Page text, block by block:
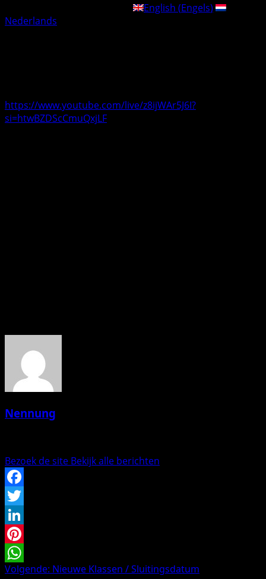
English (Engels)
Nederlands
https://www.youtube.com/live/z8ijWAr5J6I?
si=htwBZDScCmuQxjLF
Nennung
Bezoek de site Bekijk alle berichten
Facebook
Twitter
LinkedIn
Pinterest
WhatsApp
Bericht
Volgende: Nieuwe Klassen / Sluitingsdatum